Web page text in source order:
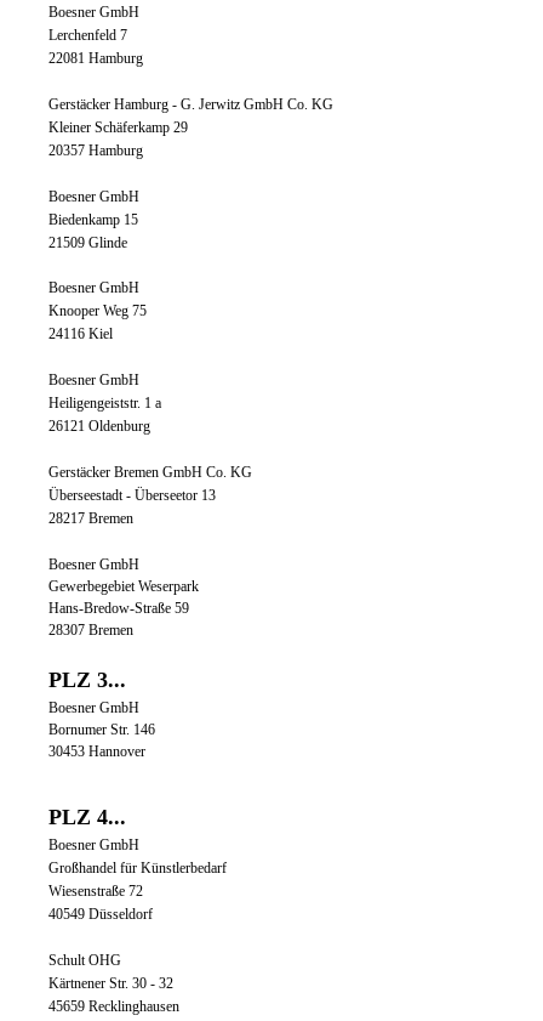
Boesner GmbH
Lerchenfeld 7
22081 Hamburg
Gerstäcker Hamburg - G. Jerwitz GmbH Co. KG
Kleiner Schäferkamp 29
20357 Hamburg
Boesner GmbH
Biedenkamp 15
21509 Glinde
Boesner GmbH
Knooper Weg 75
24116 Kiel
Boesner GmbH
Heiligengeiststr. 1 a
26121 Oldenburg
Gerstäcker Bremen GmbH Co. KG
Überseestadt - Überseetor 13
28217 Bremen
Boesner GmbH
Gewerbegebiet Weserpark
Hans-Bredow-Straße 59
28307 Bremen
PLZ 3...
Boesner GmbH
Bornumer Str. 146
30453 Hannover
PLZ 4...
Boesner GmbH
Großhandel für Künstlerbedarf
Wiesenstraße 72
40549 Düsseldorf
Schult OHG
Kärtnener Str. 30 - 32
45659 Recklinghausen